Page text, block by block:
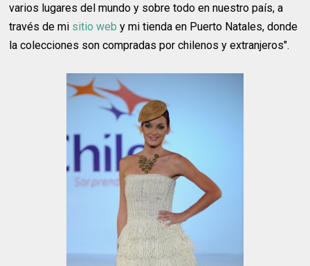
varios lugares del mundo y sobre todo en nuestro país, a
través de mi sitio web y mi tienda en Puerto Natales, donde
la colecciones son compradas por chilenos y extranjeros".